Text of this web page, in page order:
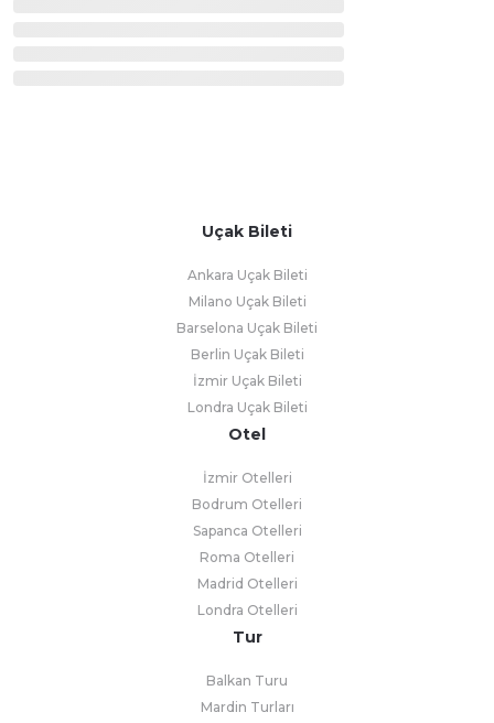
Uçak Bileti
Ankara Uçak Bileti
Milano Uçak Bileti
Barselona Uçak Bileti
Berlin Uçak Bileti
İzmir Uçak Bileti
Londra Uçak Bileti
Otel
İzmir Otelleri
Bodrum Otelleri
Sapanca Otelleri
Roma Otelleri
Madrid Otelleri
Londra Otelleri
Tur
Balkan Turu
Mardin Turları